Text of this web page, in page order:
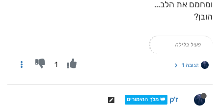
ומחמם את הלב...
הובן?
פעיל בלילה
תגובה 1 1
ז'ק 👑 מלך ההימורים